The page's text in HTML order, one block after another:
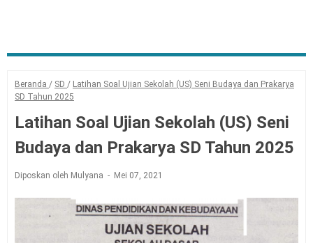
Beranda / SD / Latihan Soal Ujian Sekolah (US) Seni Budaya dan Prakarya
SD Tahun 2025
Latihan Soal Ujian Sekolah (US) Seni
Budaya dan Prakarya SD Tahun 2025
Diposkan oleh Mulyana Mei 07, 2021